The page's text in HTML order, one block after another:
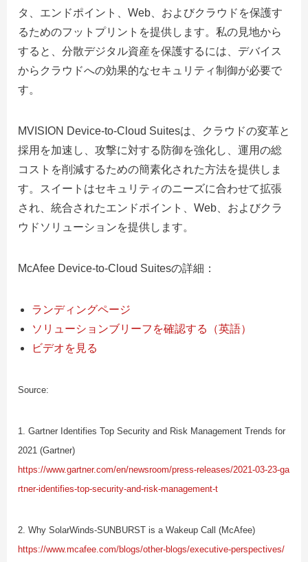
タ、エンドポイント、Web、およびクラウドを保護す
るためのフットプリントを提供します。私の見地から
すると、分散デジタル資産を保護するには、デバイス
からクラウドへの効果的なセキュリティ制御が必要で
す。
MVISION Device-to-Cloud Suitesは、クラウドの変革と
採用を加速し、攻撃に対する防御を強化し、運用の総
コストを削減するための簡素化された方法を提供しま
す。スイートはセキュリティのニーズに合わせて拡張
され、統合されたエンドポイント、Web、およびクラ
ウドソリューションを提供します。
McAfee Device-to-Cloud Suitesの詳細：
ランディングページ
ソリューションブリーフを確認する（英語）
ビデオを見る
Source:
1. Gartner Identifies Top Security and Risk Management Trends for
2021 (Gartner)
https://www.gartner.com/en/newsroom/press-releases/2021-03-23-ga
rtner-identifies-top-security-and-risk-management-t
2. Why SolarWinds-SUNBURST is a Wakeup Call (McAfee)
https://www.mcafee.com/blogs/other-blogs/executive-perspectives/